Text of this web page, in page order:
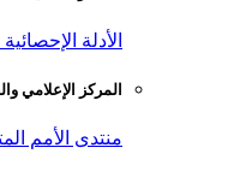
الأدلة الإحصائية
المركز الإعلامي
منتدى الأمم